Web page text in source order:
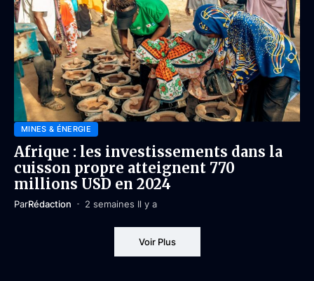
MINES & ÉNERGIE
Afrique : les investissements dans la
cuisson propre atteignent 770
millions USD en 2024
ParRédaction 2 semaines Il y a
Voir Plus